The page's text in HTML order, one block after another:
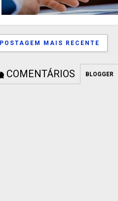
POSTAGEM MAIS RECENTE
COMENTÁRIOS BLOGGER